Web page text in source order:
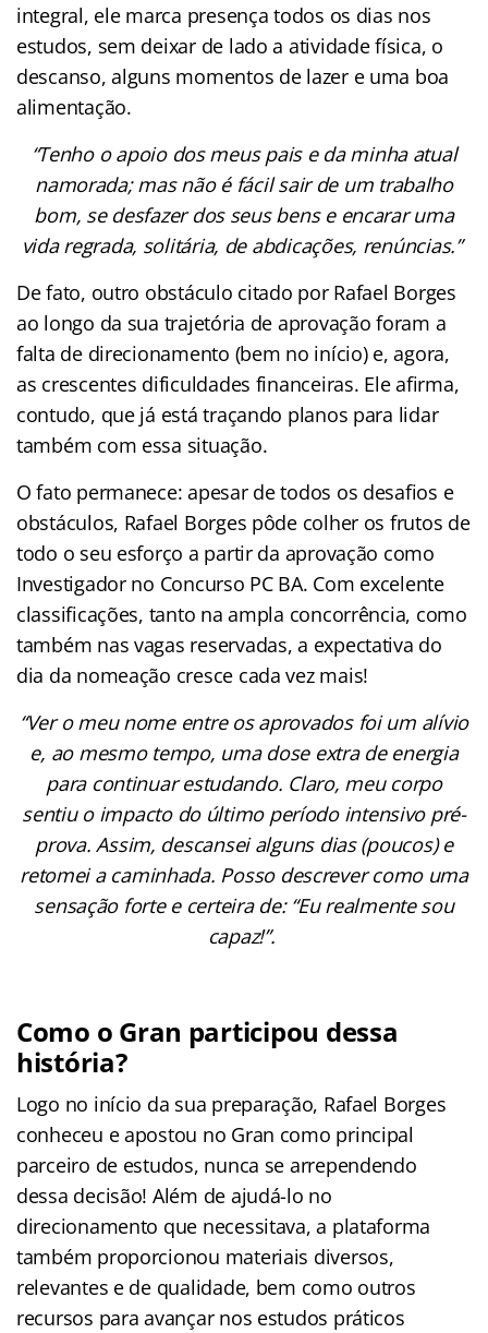
integral, ele marca presença todos os dias nos
estudos, sem deixar de lado a atividade física, o
descanso, alguns momentos de lazer e uma boa
alimentação.
“Tenho o apoio dos meus pais e da minha atual
namorada; mas não é fácil sair de um trabalho
bom, se desfazer dos seus bens e encarar uma
vida regrada, solitária, de abdicações, renúncias.”
De fato, outro obstáculo citado por Rafael Borges
ao longo da sua trajetória de aprovação foram a
falta de direcionamento (bem no início) e, agora,
as crescentes dificuldades financeiras. Ele afirma,
contudo, que já está traçando planos para lidar
também com essa situação.
O fato permanece: apesar de todos os desafios e
obstáculos, Rafael Borges pôde colher os frutos de
todo o seu esforço a partir da aprovação como
Investigador no Concurso PC BA. Com excelente
classificações, tanto na ampla concorrência, como
também nas vagas reservadas, a expectativa do
dia da nomeação cresce cada vez mais!
“Ver o meu nome entre os aprovados foi um alívio
e, ao mesmo tempo, uma dose extra de energia
para continuar estudando. Claro, meu corpo
sentiu o impacto do último período intensivo pré-
prova. Assim, descansei alguns dias (poucos) e
retomei a caminhada. Posso descrever como uma
sensação forte e certeira de: “Eu realmente sou
capaz!”.
Como o Gran participou dessa
história?
Logo no início da sua preparação, Rafael Borges
conheceu e apostou no Gran como principal
parceiro de estudos, nunca se arrependendo
dessa decisão! Além de ajudá-lo no
direcionamento que necessitava, a plataforma
também proporcionou materiais diversos,
relevantes e de qualidade, bem como outros
recursos para avançar nos estudos práticos